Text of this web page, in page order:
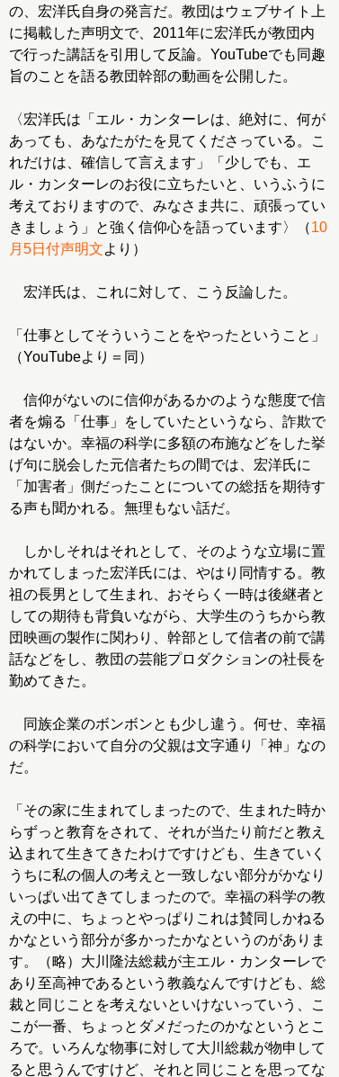
の、宏洋氏自身の発言だ。教団はウェブサイト上
に掲載した声明文で、2011年に宏洋氏が教団内
で行った講話を引用して反論。YouTubeでも同趣
旨のことを語る教団幹部の動画を公開した。
〈宏洋氏は「エル・カンターレは、絶対に、何が
あっても、あなたがたを見てくださっている。こ
れだけは、確信して言えます」「少しでも、エ
ル・カンターレのお役に立ちたいと、いうふうに
考えておりますので、みなさま共に、頑張ってい
きましょう」と強く信仰心を語っています〉（10
月5日付声明文より）
宏洋氏は、これに対して、こう反論した。
「仕事としてそういうことをやったということ」
（YouTubeより＝同）
信仰がないのに信仰があるかのような態度で信
者を煽る「仕事」をしていたというなら、詐欺で
はないか。幸福の科学に多額の布施などをした挙
げ句に脱会した元信者たちの間では、宏洋氏に
「加害者」側だったことについての総括を期待す
る声も聞かれる。無理もない話だ。
しかしそれはそれとして、そのような立場に置
かれてしまった宏洋氏には、やはり同情する。教
祖の長男として生まれ、おそらく一時は後継者と
しての期待も背負いながら、大学生のうちから教
団映画の製作に関わり、幹部として信者の前で講
話などをし、教団の芸能プロダクションの社長を
勤めてきた。
同族企業のボンボンとも少し違う。何せ、幸福
の科学において自分の父親は文字通り「神」なの
だ。
「その家に生まれてしまったので、生まれた時か
らずっと教育をされて、それが当たり前だと教え
込まれて生きてきたわけですけども、生きていく
うちに私の個人の考えと一致しない部分がかなり
いっぱい出てきてしまったので。幸福の科学の教
えの中に、ちょっとやっぱりこれは賛同しかねる
かなという部分が多かったかなというのがありま
す。（略）大川隆法総裁が主エル・カンターレで
あり至高神であるという教義なんですけども、総
裁と同じことを考えないといけないっていう、こ
こが一番、ちょっとダメだったのかなというとこ
ろで。いろんな物事に対して大川総裁が物申して
ると思うんですけど、それと同じことを思ってな